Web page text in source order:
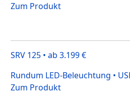
Zum Produkt
SRV 125 • ab 3.199 €
Rundum LED-Beleuchtung •
Zum Produkt